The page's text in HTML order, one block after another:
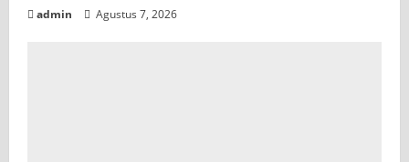
admin Agustus 7, 2026